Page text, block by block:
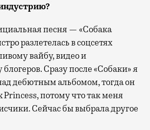
песня — «Собака
разлетелась в соцсетях
вайбу, видео и
Сразу после «Собаки» я
дебютным альбомом, тогда он
Princess, потому что так меня
Сейчас бы выбрала другое